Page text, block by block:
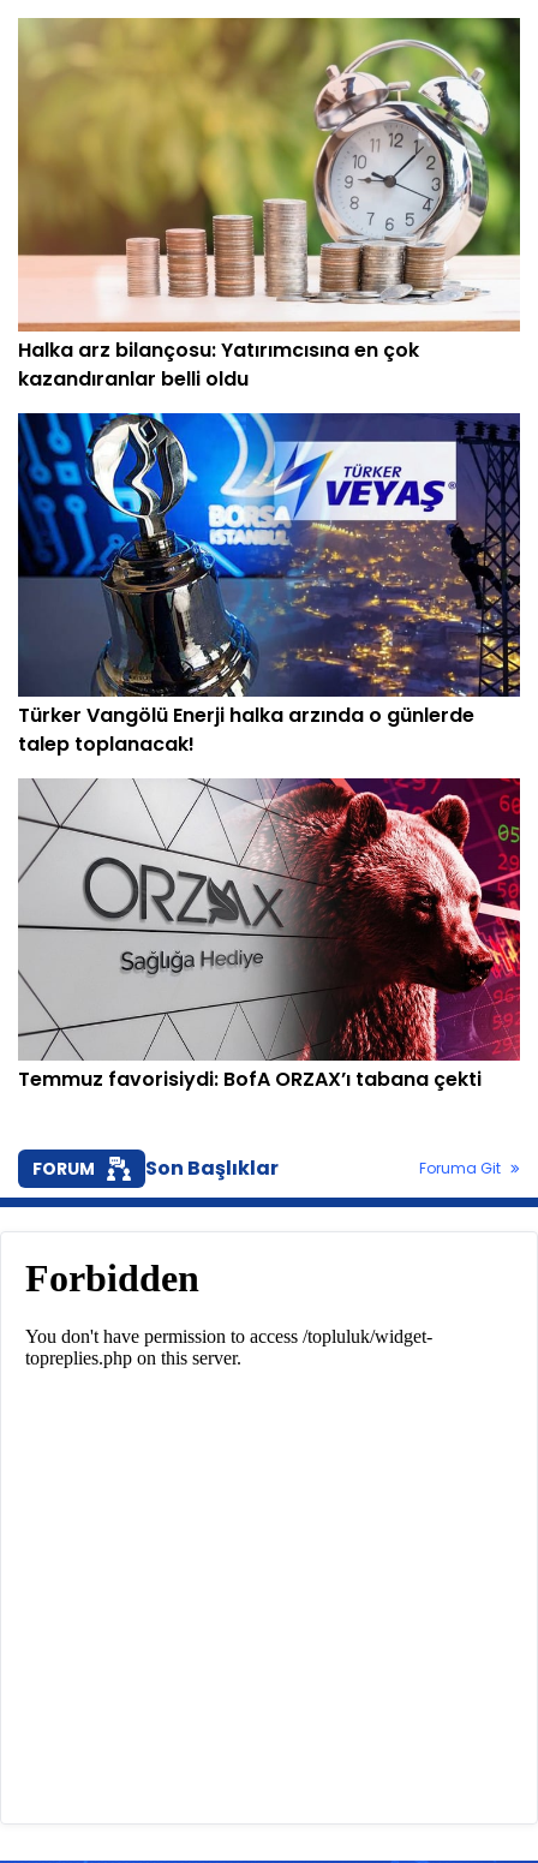
Halka arz bilançosu: Yatırımcısına en çok
kazandıranlar belli oldu
Türker Vangölü Enerji halka arzında o günlerde
talep toplanacak!
Temmuz favorisiydi: BofA ORZAX’ı tabana çekti
FORUM Son Başlıklar Foruma Git